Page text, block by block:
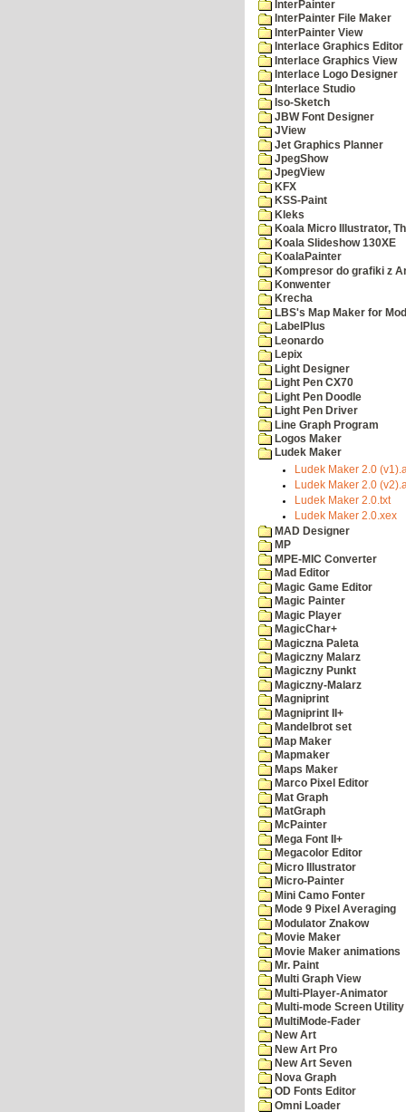
InterPainter
InterPainter File Maker
InterPainter View
Interlace Graphics Editor
Interlace Graphics View
Interlace Logo Designer
Interlace Studio
Iso-Sketch
JBW Font Designer
JView
Jet Graphics Planner
JpegShow
JpegView
KFX
KSS-Paint
Kleks
Koala Micro Illustrator,
Koala Slideshow 130XE
KoalaPainter
Kompresor do grafiki z
Konwenter
Krecha
LBS's Map Maker for
LabelPlus
Leonardo
Lepix
Light Designer
Light Pen CX70
Light Pen Doodle
Light Pen Driver
Line Graph Program
Logos Maker
Ludek Maker
Ludek Maker 2.0
Ludek Maker 2.0
Ludek Maker 2.0.txt
Ludek Maker 2.0.xex
MAD Designer
MP
MPE-MIC Converter
Mad Editor
Magic Game Editor
Magic Painter
Magic Player
MagicChar+
Magiczna Paleta
Magiczny Malarz
Magiczny Punkt
Magiczny-Malarz
Magniprint
Magniprint II+
Mandelbrot set
Map Maker
Mapmaker
Maps Maker
Marco Pixel Editor
Mat Graph
MatGraph
McPainter
Mega Font II+
Megacolor Editor
Micro Illustrator
Micro-Painter
Mini Camo Fonter
Mode 9 Pixel Averaging
Modulator Znakow
Movie Maker
Movie Maker animations
Mr. Paint
Multi Graph View
Multi-Player-Animator
Multi-mode Screen Utility
MultiMode-Fader
New Art
New Art Pro
New Art Seven
Nova Graph
OD Fonts Editor
Omni Loader